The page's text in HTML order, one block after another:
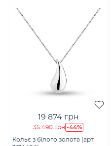
19 874 грн
35 490 грн -44%
Кольє з білого золота (арт.